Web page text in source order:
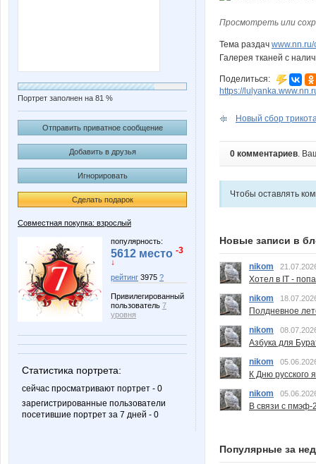
Портрет заполнен на 81 %
Отправить приватное сообщение
Добавить в друзья
Игнорировать
Сделать подарок
Совместная покупка: взрослый
популярность:
5612 место -3
↓
рейтинг 3975 ?
Привилегированный
пользователь 7
уровня
Статистика портрета:
сейчас просматривают портрет - 0
зарегистрированные пользователи
посетившие портрет за 7 дней - 0
Просмотреть или
Тема раздач
Галерея тканей с
Поделиться:
https://
Новый сбор
0 комментариев.
Чтобы оставлять
Новые записи в
nikom
Хотел в IT -
nikom
Полдневное
nikom
Азбука для
nikom
К Дню русского
nikom
В связи с пмэф-
Популярные за